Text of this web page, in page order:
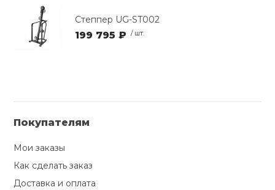
Степпер UG-ST002
199 795 ₽ / шт.
Покупателям
Мои заказы
Как сделать заказ
Доставка и оплата